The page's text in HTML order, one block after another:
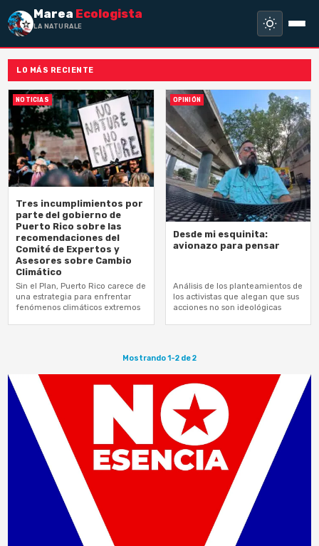
Marea Ecologista
LA NATURALEZA N
LO MÁS RECIENTE
NOTICIAS
Tres incumplimientos por
parte del gobierno de
Puerto Rico sobre las
recomendaciones del
Comité de Expertos y
Asesores sobre Cambio
Climático
Sin el Plan, Puerto Rico carece de
una estrategia para enfrentar
fenómenos climáticos extremos
OPINIÓN
Desde mi esquinita:
avionazo para pensar
Análisis de los planteamientos de
los activistas que alegan que sus
acciones no son ideológicas
Mostrando 1-2 de 2